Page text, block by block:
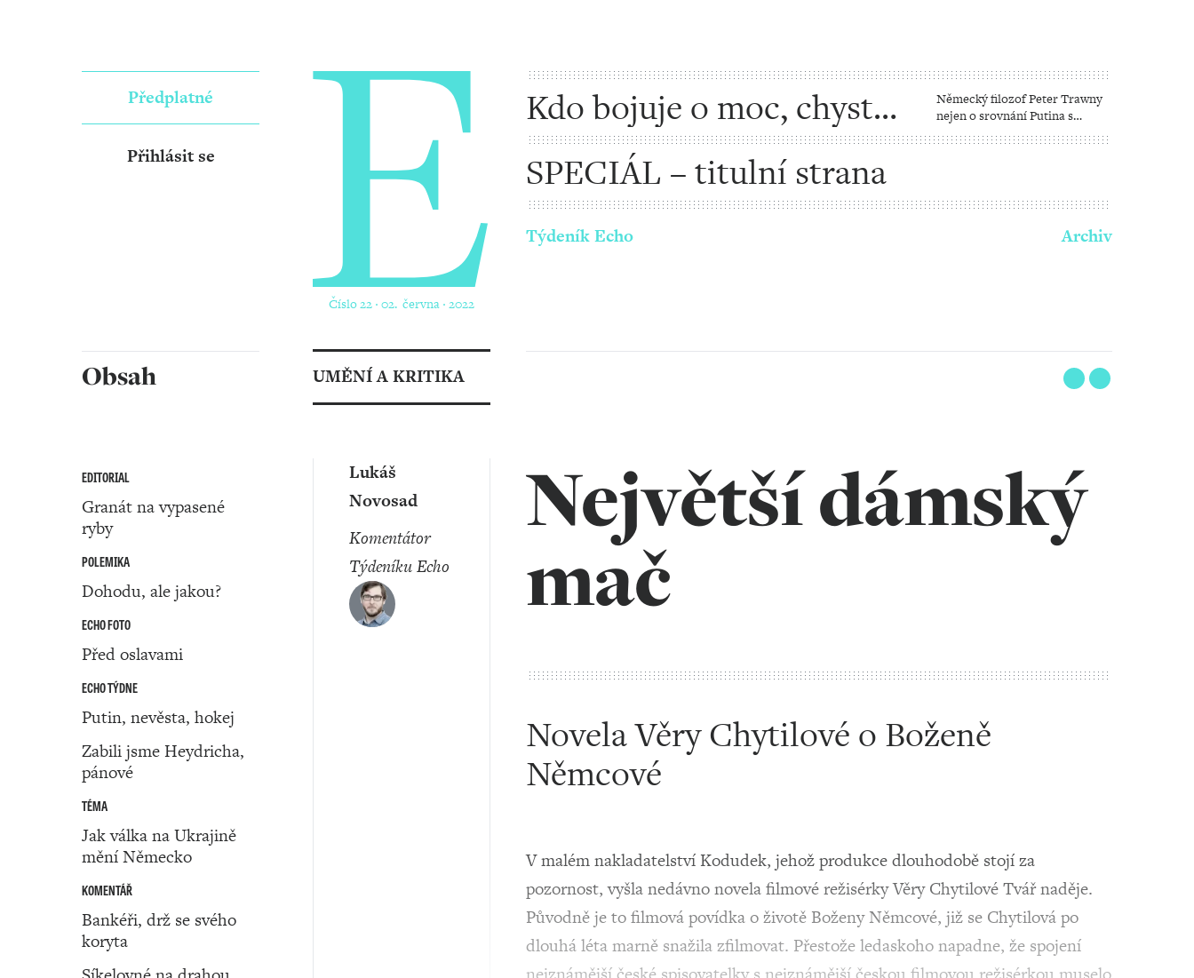
Číslo 22 ‧ 02. června ‧ 2022
Kdo bojuje o moc, chystá
svou porážku
Německý filozof Peter Trawny
nejen o srovnání Putina s
Hitlerem
SPECIÁL – titulní strana
Týdeník Echo Archiv
Předplatné
Přihlásit se
Obsah
EDITORIAL
Granát na vypasené
ryby
POLEMIKA
Dohodu, ale jakou?
ECHO FOTO
Před oslavami
ECHO TÝDNE
Putin, nevěsta, hokej
Zabili jsme Heydricha,
pánové
TÉMA
Jak válka na Ukrajině
mění Německo
KOMENTÁŘ
Bankéři, drž se svého
koryta
UMĚNÍ A KRITIKA
Největší dámský
mač
​​​​​​​Novela Věry Chytilové o Boženě
Němcové
Lukáš
Novosad
Komentátor
Týdeníku Echo
V malém nakladatelství Kodudek, jehož produkce dlouhodobě stojí za
pozornost, vyšla nedávno novela filmové režisérky Věry Chytilové Tvář naděje.
Původně je to filmová povídka o životě Boženy Němcové, již se Chytilová po
dlouhá léta marně snažila zfilmovat. Přestože ledaskoho napadne, že spojení